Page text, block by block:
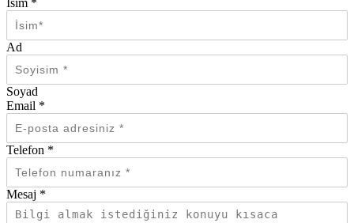
İsim *
Ad
Soyad
Email *
Telefon *
Mesaj *